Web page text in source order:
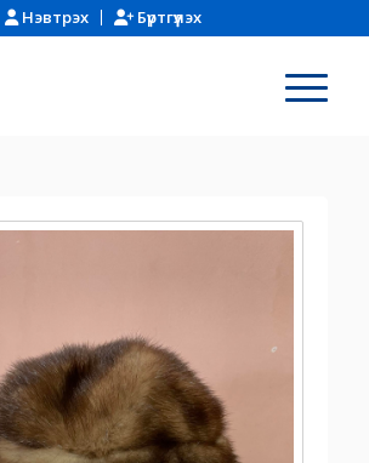
Нэвтрэх Бүртгүүлэх